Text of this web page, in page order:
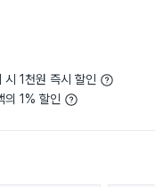
시 1천원 즉시 할인
의 1% 할인